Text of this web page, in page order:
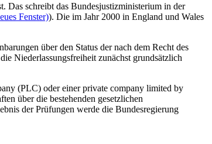
schreibt das Bundesjustizministerium in der
Fenster)). Die im Jahr 2000 in England und Wales
über den Status der nach dem Recht des
Niederlassungsfreiheit zunächst grundsätzlich
(PLC) oder einer private company limited by
über die bestehenden gesetzlichen
der Prüfungen werde die Bundesregierung